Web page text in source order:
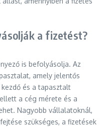
a fizetést?
is befolyásolja. Az
amely jelentős
és a tapasztalt
a cég mérete és a
Nagyobb vállalatoknál,
szükséges, a fizetések